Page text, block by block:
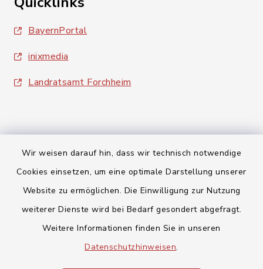
Wir weisen darauf hin, dass wir technisch notwendige
Cookies einsetzen, um eine optimale Darstellung unserer
Website zu ermöglichen. Die Einwilligung zur Nutzung
weiterer Dienste wird bei Bedarf gesondert abgefragt.
Weitere Informationen finden Sie in unseren
Datenschutzhinweisen.
BayernPortal
inixmedia
Landratsamt Forchheim
Kontakt
Barrierefreiheit
Datenschutz